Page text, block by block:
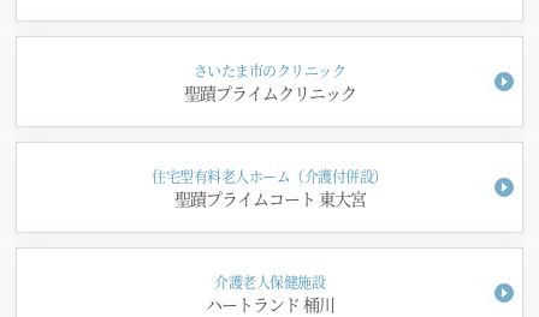
さいたま市のクリニック
聖蹟プライムクリニック
住宅型有料老人ホーム（介護付併設）
聖蹟プライムコート 東大宮
介護老人保健施設
ハートランド 桶川